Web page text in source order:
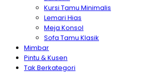
Kursi Tamu Minimalis
Lemari Hias
Meja Konsol
Sofa Tamu Klasik
Mimbar
Pintu & Kusen
Tak Berkategori